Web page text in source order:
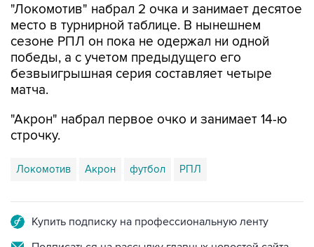
"Локомотив" набрал 2 очка и занимает десятое
место в турнирной таблице. В нынешнем
сезоне РПЛ он пока не одержал ни одной
победы, а с учетом предыдущего его
безвыигрышная серия составляет четыре
матча.
"Акрон" набрал первое очко и занимает 14-ю
строчку.
Локомотив Акрон футбол РПЛ
Купить подписку на профессиональную ленту